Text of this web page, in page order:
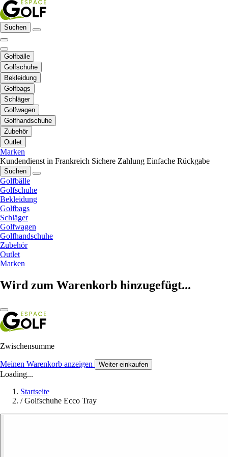
Suchen
Golfbälle
Golfschuhe
Bekleidung
Golfbags
Schläger
Golfwagen
Golfhandschuhe
Zubehör
Outlet
Marken
Kundendienst in Frankreich Sichere Zahlung Einfache Rückgabe
Suchen
Golfbälle
Golfschuhe
Bekleidung
Golfbags
Schläger
Golfwagen
Golfhandschuhe
Zubehör
Outlet
Marken
Wird zum Warenkorb hinzugefügt...
Zwischensumme
Meinen Warenkorb anzeigen Weiter einkaufen
Loading...
Startseite
/ Golfschuhe Ecco Tray